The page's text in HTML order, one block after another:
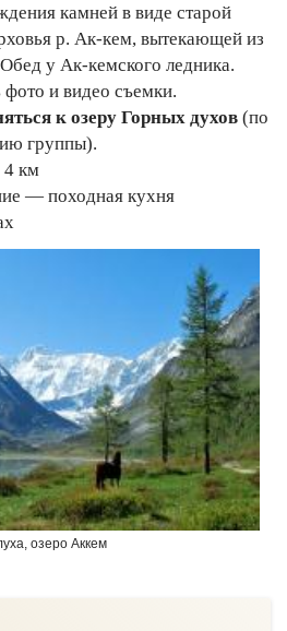
камней в виде старой
р. Ак-кем, вытекающей из
у Ак-кемского ледника.
и видео съемки.
к озеру Горных духов (по
группы).
км
— походная кухня
озеро Аккем